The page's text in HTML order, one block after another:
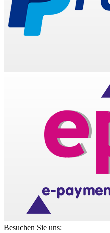
Besuchen Sie uns: